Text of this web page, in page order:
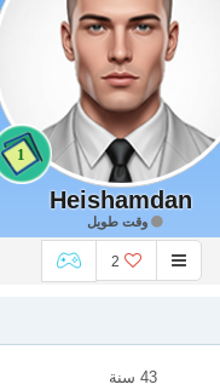
1
Heishamdan
وقت طويل
2
43 سنة